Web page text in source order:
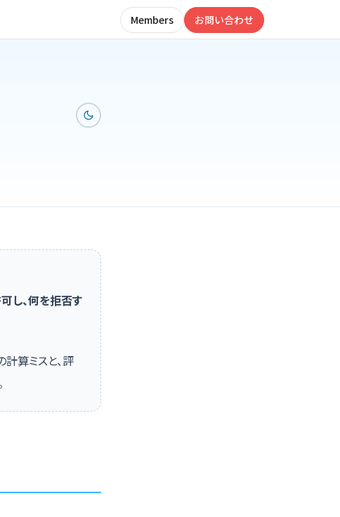
Members お問い合わせ
し、何を拒否す
算ミスと、評